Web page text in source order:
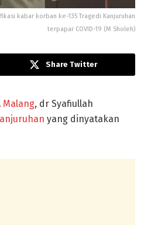
kabar korban ke-135 Tragedi Kanjuruhan
terpapar COVID-19 (M Sholeh)
Share Twitter
Malang, dr Syafiullah
yang dinyatakan